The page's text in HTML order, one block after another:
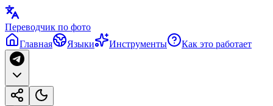
Переводчик по фото
Главная
Языки Инструменты Как это работает